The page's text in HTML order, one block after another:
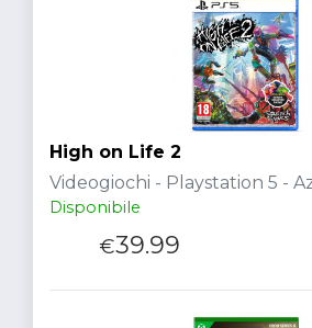
High on Life 2
Videogiochi - Playstation 5 -
Disponibile
€39.99